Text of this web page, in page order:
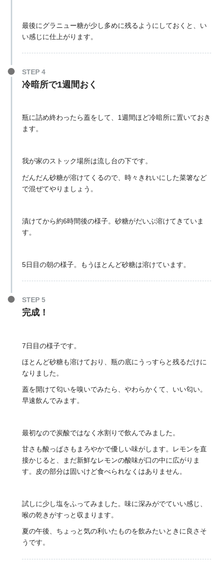
最後にグラニュー糖が少し多めに残るようにしておくと、い
い感じに仕上がります。
STEP 4
冷暗所で1週間おく
瓶に詰め終わったら蓋をして、1週間ほど冷暗所に置いておき
ます。
我が家のストック場所は流し台の下です。
だんだん砂糖が溶けてくるので、時々きれいにした菜箸など
で混ぜてやりましょう。
漬けてから約6時間後の様子。砂糖がだいぶ溶けてきていま
す。
5日目の朝の様子。もうほとんど砂糖は溶けています。
STEP 5
完成！
7日目の様子です。
ほとんど砂糖も溶けており、瓶の底にうっすらと残るだけに
なりました。
蓋を開けて匂いを嗅いでみたら、やわらかくて、いい匂い。
早速飲んでみます。
最初なので炭酸ではなく水割りで飲んでみました。
甘さも酸っぱさもまろやかで優しい味がします。レモンを直
接かじると、まだ新鮮なレモンの酸味が口の中に広がりま
す。皮の部分は固いけど食べられなくはありません。
試しに少し塩をふってみました。味に深みがでていい感じ、
喉の乾きがすっと収まります。
夏の午後、ちょっと気の利いたものを飲みたいときに良さそ
うです。